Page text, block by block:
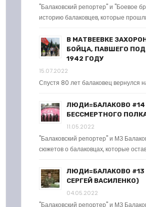
"Балаковский репортер" и "Боевое
историю балаковцев, которые
В МАТВЕЕВКЕ
БОЙЦА, ПАВШЕГО
1942 ГОДУ
15.07.2022
Спустя 80 лет балаковец вернулся
ЛЮДИ=БАЛАКОВО
БЕССМЕРТНОГО
11.05.2022
"Балаковский репортер" и МЗ
сюжетов о балаковцах, которые
ЛЮДИ=БАЛАКОВО
СЕРГЕЙ ВАСИЛЕНКО)
04.05.2022
"Балаковский репортер" и МЗ